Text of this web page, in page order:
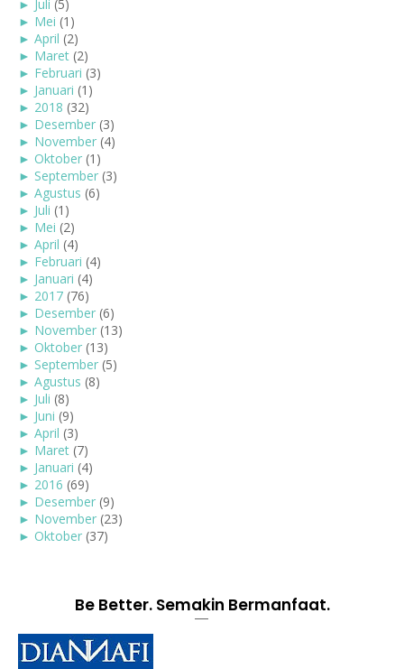
► Juli (5)
► Mei (1)
► April (2)
► Maret (2)
► Februari (3)
► Januari (1)
► 2018 (32)
► Desember (3)
► November (4)
► Oktober (1)
► September (3)
► Agustus (6)
► Juli (1)
► Mei (2)
► April (4)
► Februari (4)
► Januari (4)
► 2017 (76)
► Desember (6)
► November (13)
► Oktober (13)
► September (5)
► Agustus (8)
► Juli (8)
► Juni (9)
► April (3)
► Maret (7)
► Januari (4)
► 2016 (69)
► Desember (9)
► November (23)
► Oktober (37)
Be Better. Semakin Bermanfaat.